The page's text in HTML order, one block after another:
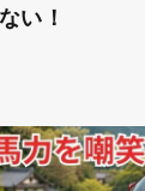
い！